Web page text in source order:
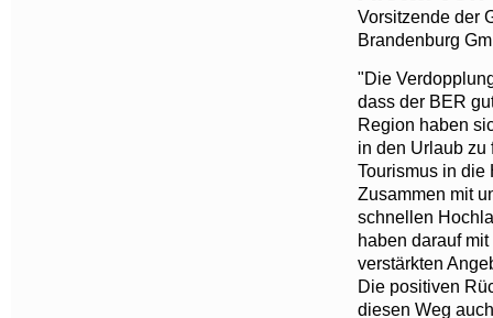
Vorsitzende der
Brandenburg
"Die
dass der BER
Region haben
in den Urlaub zu
Tourismus in die
Zusammen mit
schnellen
haben darauf
verstärkten
Die positiven
diesen Weg